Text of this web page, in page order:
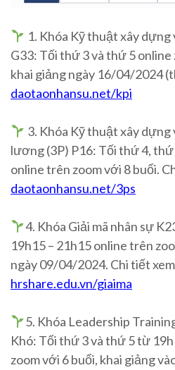
1. Khóa Kỹ thuật xây dựng
G33: Tối thứ 3 và thứ 5
khai giảng ngày 16/04/2024
daotaonhansu.net/kpi
3. Khóa Kỹ thuật xây
lương (3P) P16: Tối thứ 4,
online trên zoom với 8 buổi.
daotaonhansu.net/3ps
4. Khóa Giải mã nhân sự
19h15 – 21h15 online trên
ngày 09/04/2024. Chi tiết
hrshare.edu.vn/giaima
5. Khóa Leadership
Khó: Tối thứ 3 và thứ 5 từ
zoom với 6 buổi, khai giảng